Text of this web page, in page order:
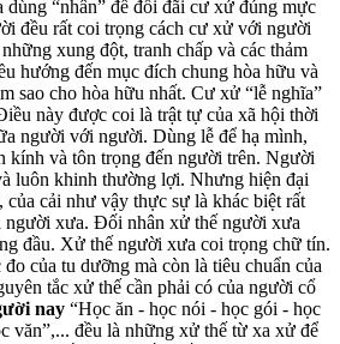
“nhân” để đối đãi cư xử đúng mực
đều rất coi trọng cách cư xử với người
xung đột, tranh chấp và các thảm
hướng đến mục đích chung hòa hữu và
sao cho hòa hữu nhất. Cư xử “lễ nghĩa”
này được coi là trật tự của xã hội thời
người với người. Dùng lễ để hạ mình,
kính và tôn trọng đến người trên. Người
luôn khinh thường lợi. Nhưng hiện đại
của cải như vậy thực sự là khác biệt rất
người xưa. Đối nhân xử thế người xưa
đầu. Xử thế người xưa coi trọng chữ tín.
của tu dưỡng mà còn là tiêu chuẩn của
tắc xử thế cần phải có của người cổ
nay “Học ăn - học nói - học gói - học
văn”,... đều là những xử thế từ xa xử để